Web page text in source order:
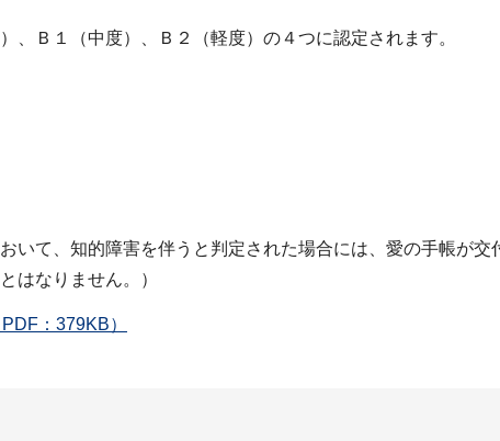
、Ｂ１（中度）、Ｂ２（軽度）の４つに認定されます。
いて、知的障害を伴うと判定された場合には、愛の手帳が交
はなりません。）
：379KB）